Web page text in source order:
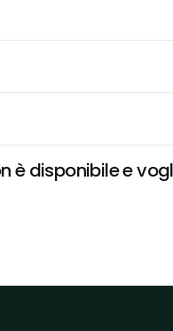
disponibile e